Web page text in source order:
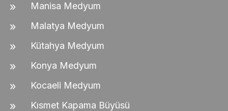
Manisa Medyum
Malatya Medyum
Kütahya Medyum
Konya Medyum
Kocaeli Medyum
Kısmet Kapama Büyüsü